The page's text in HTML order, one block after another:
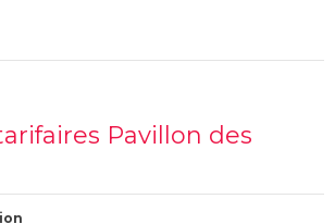
Pavillon des